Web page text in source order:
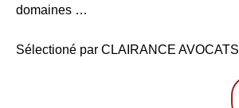
domaines …
Sélectioné par CLAIRANCE AVOCATS